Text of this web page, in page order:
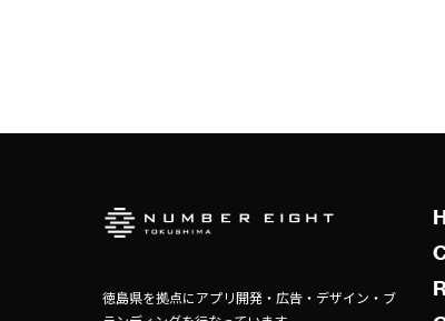
徳島県を拠点にアプリ開発・広告・デザイン・ブ